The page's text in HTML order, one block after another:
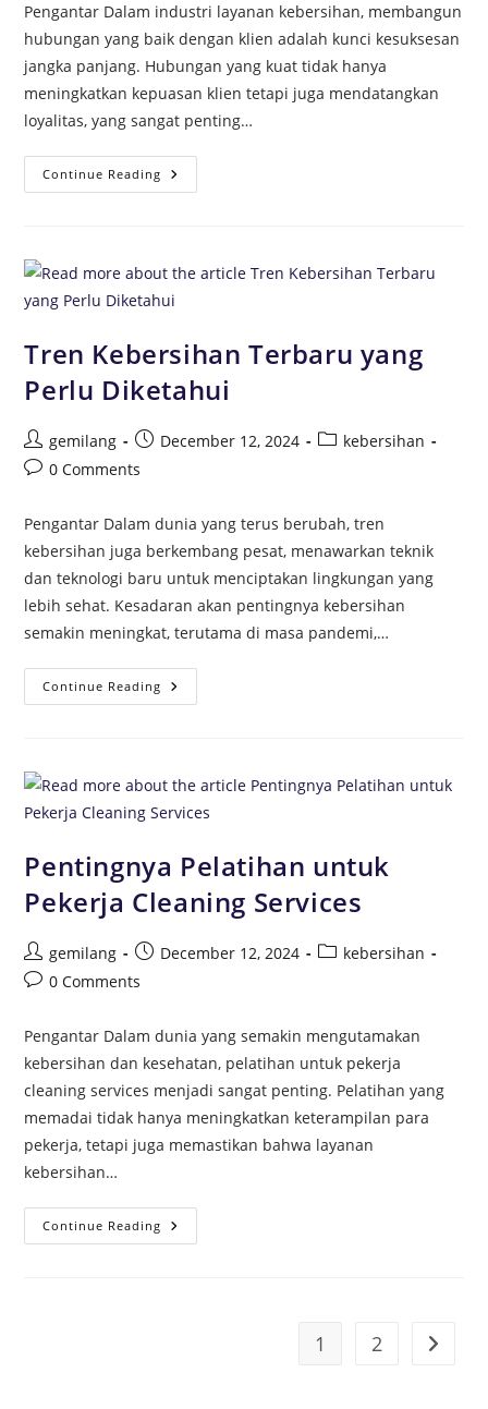
Pengantar Dalam industri layanan kebersihan, membangun
hubungan yang baik dengan klien adalah kunci kesuksesan
jangka panjang. Hubungan yang kuat tidak hanya
meningkatkan kepuasan klien tetapi juga mendatangkan
loyalitas, yang sangat penting…
Continue Reading
Tren Kebersihan Terbaru yang
Perlu Diketahui
gemilang December 12, 2024
kebersihan
0 Comments
Pengantar Dalam dunia yang terus berubah, tren
kebersihan juga berkembang pesat, menawarkan teknik
dan teknologi baru untuk menciptakan lingkungan yang
lebih sehat. Kesadaran akan pentingnya kebersihan
semakin meningkat, terutama di masa pandemi,…
Continue Reading
Pentingnya Pelatihan untuk
Pekerja Cleaning Services
gemilang December 12, 2024
kebersihan
0 Comments
Pengantar Dalam dunia yang semakin mengutamakan
kebersihan dan kesehatan, pelatihan untuk pekerja
cleaning services menjadi sangat penting. Pelatihan yang
memadai tidak hanya meningkatkan keterampilan para
pekerja, tetapi juga memastikan bahwa layanan
kebersihan…
Continue Reading
1 2